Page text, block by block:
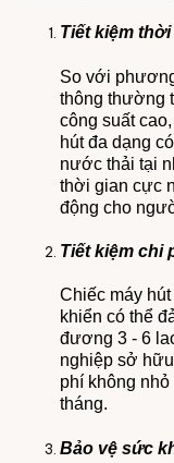
Tiết kiệm
So với
thông thường
công suất
hút đa dạng
nước thải tại
thời gian cực
động cho
Tiết kiệm chi
Chiếc máy
khiển có thể
đương 3 - 6
nghiệp sở
phí không
tháng.
Bảo vệ sức